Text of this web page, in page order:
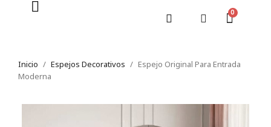
Inicio Espejos Decorativos
Espejo Original Para Entrada
Moderna